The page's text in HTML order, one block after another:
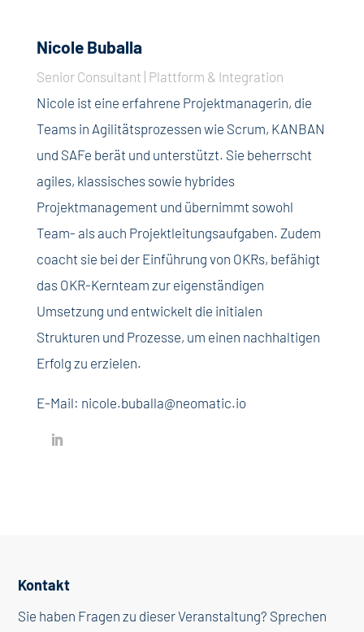
Nicole Buballa
Senior Consultant | Plattform & Integration
Nicole ist eine erfahrene Projektmanagerin, die
Teams in Agilitätsprozessen wie Scrum, KANBAN
und SAFe berät und unterstützt. Sie beherrscht
agiles, klassisches sowie hybrides
Projektmanagement und übernimmt sowohl
Team- als auch Projektleitungsaufgaben. Zudem
coacht sie bei der Einführung von OKRs, befähigt
das OKR-Kernteam zur eigenständigen
Umsetzung und entwickelt die initialen
Strukturen und Prozesse, um einen nachhaltigen
Erfolg zu erzielen.
E-Mail: nicole.buballa@neomatic.io
Kontakt
Sie haben Fragen zu dieser Veranstaltung? Sprechen